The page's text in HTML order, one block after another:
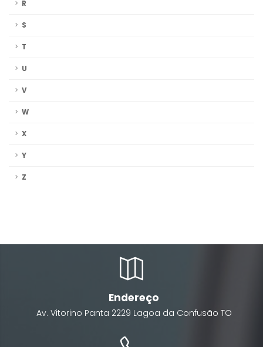
R
S
T
U
V
W
X
Y
Z
Endereço
Av. Vitorino Panta 2229 Lagoa da Confusão TO